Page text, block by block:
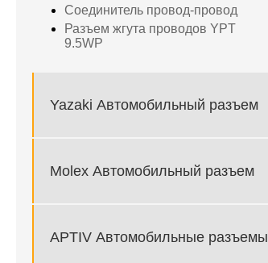
Соединитель провод-провод
Разъем жгута проводов YPT
9.5WP
Yazaki Автомобильный разъем
Molex Автомобильный разъем
APTIV Автомобильные разъемы